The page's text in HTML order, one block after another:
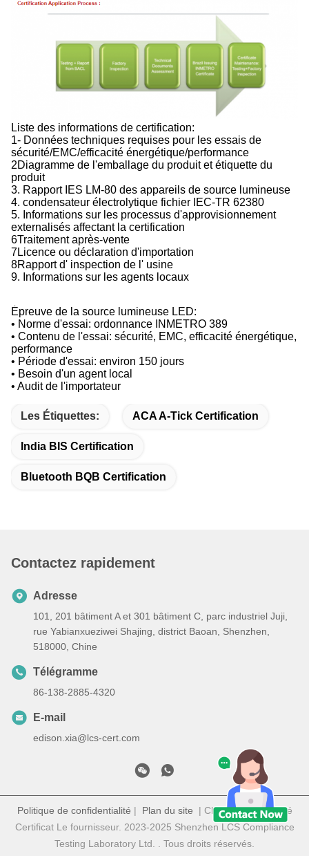
Liste des informations de certification:
1- Données techniques requises pour les essais de
sécurité/EMC/efficacité énergétique/performance
2Diagramme de l'emballage du produit et étiquette du
produit
3. Rapport IES LM-80 des appareils de source lumineuse
4. condensateur électrolytique fichier IEC-TR 62380
5. Informations sur les processus d'approvisionnement
externalisés affectant la certification
6Traitement après-vente
7Licence ou déclaration d'importation
8Rapport d' inspection de l' usine
9. Informations sur les agents locaux
Épreuve de la source lumineuse LED:
• Norme d'essai: ordonnance INMETRO 389
• Contenu de l'essai: sécurité, EMC, efficacité énergétique,
performance
• Période d'essai: environ 150 jours
• Besoin d'un agent local
• Audit de l'importateur
Les Étiquettes: ACA A-Tick Certification
India BIS Certification
Bluetooth BQB Certification
Contactez rapidement
Adresse
101, 201 bâtiment A et 301 bâtiment C, parc industriel Juji,
rue Yabianxueziwei Shajing, district Baoan, Shenzhen,
518000, Chine
Télégramme
86-138-2885-4320
E-mail
edison.xia@lcs-cert.com
Politique de confidentialité | Plan du site | Chine Bonne qualité
Certificat Le fournisseur. 2023-2025 Shenzhen LCS Compliance
Testing Laboratory Ltd. . Tous droits réservés.